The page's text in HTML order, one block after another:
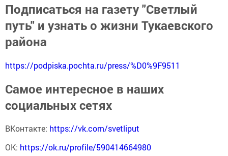
Подписаться на газету "Светлый
путь" и узнать о жизни Тукаевского
района
https://podpiska.pochta.ru/press/%D0%9F9511
Самое интересное в наших
социальных сетях
ВКонтакте: https://vk.com/svetliput
ОК: https://ok.ru/profile/590414664980